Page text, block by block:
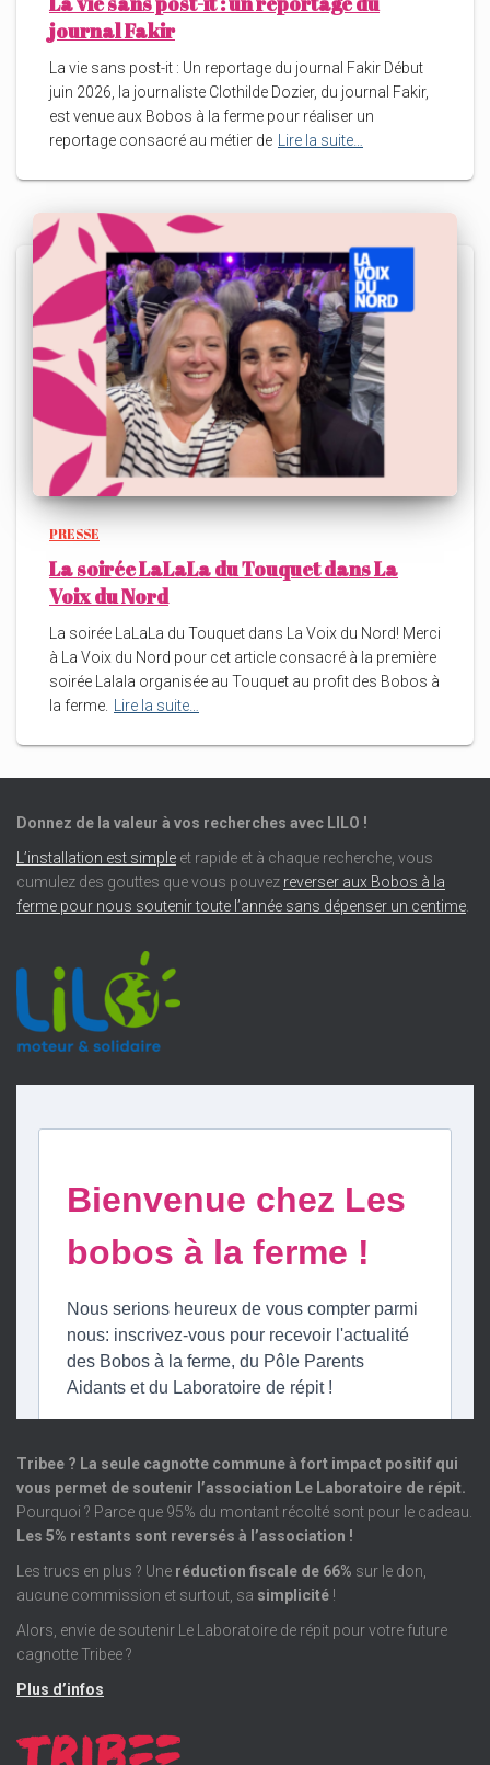
journal Fakir
La vie sans post-it : Un reportage du journal Fakir Début
juin 2026, la journaliste Clothilde Dozier, du journal Fakir,
est venue aux Bobos à la ferme pour réaliser un
reportage consacré au métier de Lire la suite…
PRESSE
La soirée LaLaLa du Touquet dans La
Voix du Nord
La soirée LaLaLa du Touquet dans La Voix du Nord! Merci
à La Voix du Nord pour cet article consacré à la première
soirée Lalala organisée au Touquet au profit des Bobos à
la ferme.
Lire la suite…
Donnez de la valeur à vos recherches avec LILO !
L’installation est simple et rapide et à chaque recherche, vous
cumulez des gouttes que vous pouvez reverser aux Bobos à la
ferme pour nous soutenir toute l’année sans dépenser un centime
Tribee ? La seule cagnotte commune à fort impact positif qui
vous permet de soutenir l’association Le Laboratoire de répit.
Pourquoi ? Parce que 95% du montant récolté sont pour le cadeau.
Les 5% restants sont reversés à l’association !
Les trucs en plus ? Une réduction fiscale de 66% sur le don,
aucune commission et surtout, sa simplicité !
Alors, envie de soutenir Le Laboratoire de répit pour votre future
cagnotte Tribee ?
Plus d’infos